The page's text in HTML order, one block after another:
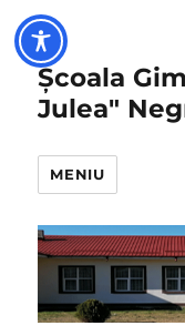
Școala
Julea"
MENIU